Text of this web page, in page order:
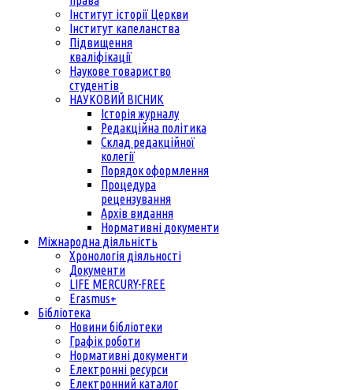
Інститут історії Церкви
Інститут капеланства
Підвищення
кваліфікації
Наукове товариство
студентів
НАУКОВИЙ ВІСНИК
Історія журналу
Редакційна політика
Склад редакційної
колегії
Порядок оформлення
Процедура
рецензування
Архів видання
Нормативні документи
Міжнародна діяльність
Хронологія діяльності
Документи
LIFE MERCURY-FREE
Erasmus+
Бібліотека
Новини бібліотеки
Графік роботи
Нормативні документи
Електронні ресурси
Електронний каталог